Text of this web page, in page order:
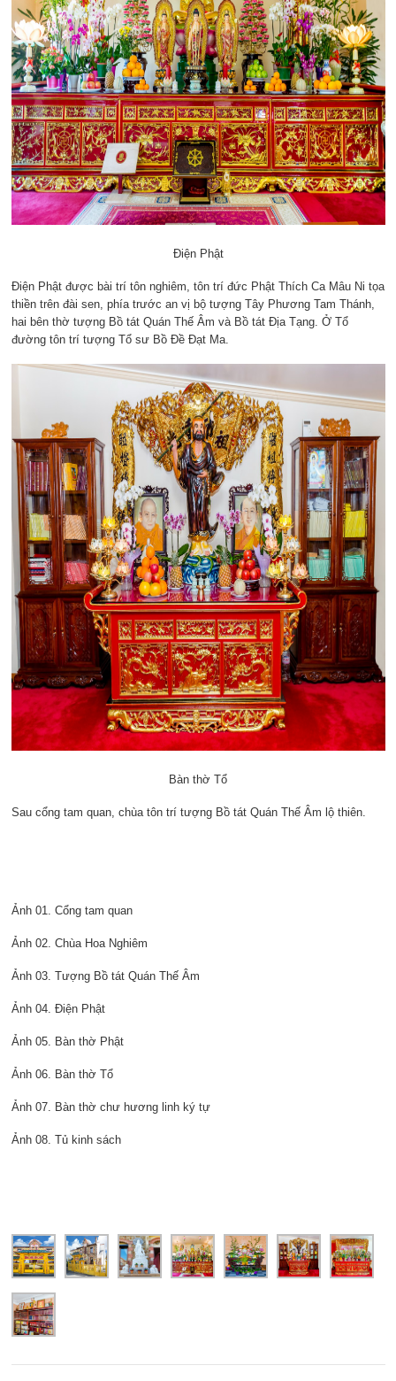
Điện Phật
Điện Phật được bài trí tôn nghiêm, tôn trí đức Phật Thích Ca Mâu Ni tọa
thiền trên đài sen, phía trước an vị bộ tượng Tây Phương Tam Thánh,
hai bên thờ tượng Bồ tát Quán Thế Âm và Bồ tát Địa Tạng. Ở Tổ
đường tôn trí tượng Tổ sư Bồ Đề Đạt Ma.
Bàn thờ Tổ
Sau cổng tam quan, chùa tôn trí tượng Bồ tát Quán Thế Âm lộ thiên.
Ảnh 01. Cổng tam quan
Ảnh 02. Chùa Hoa Nghiêm
Ảnh 03. Tượng Bồ tát Quán Thế Âm
Ảnh 04. Điện Phật
Ảnh 05. Bàn thờ Phật
Ảnh 06. Bàn thờ Tổ
Ảnh 07. Bàn thờ chư hương linh ký tự
Ảnh 08. Tủ kinh sách